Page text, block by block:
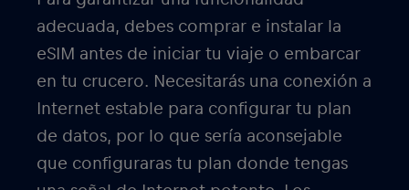
adecuada, debes comprar e instalar la
eSIM antes de iniciar tu viaje o embarcar
en tu crucero. Necesitarás una conexión a
Internet estable para configurar tu plan
de datos, por lo que sería aconsejable
que configuraras tu plan donde tengas